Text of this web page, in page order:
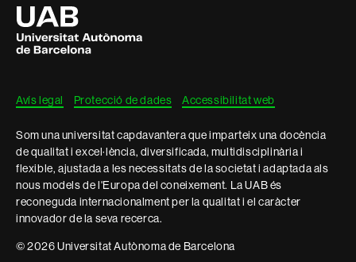
Universitat
Autònoma
de
Barcelona
Avís legal Protecció de dades Accessibilitat web
Som una universitat capdavantera que imparteix una docència
de qualitat i excel·lència, diversificada, multidisciplinària i
flexible, ajustada a les necessitats de la societat i adaptada als
nous models de l'Europa del coneixement. La UAB és
reconeguda internacionalment per la qualitat i el caràcter
innovador de la seva recerca.
© 2026 Universitat Autònoma de Barcelona